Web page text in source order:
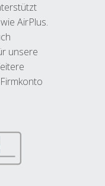
AirPlus.
unsere